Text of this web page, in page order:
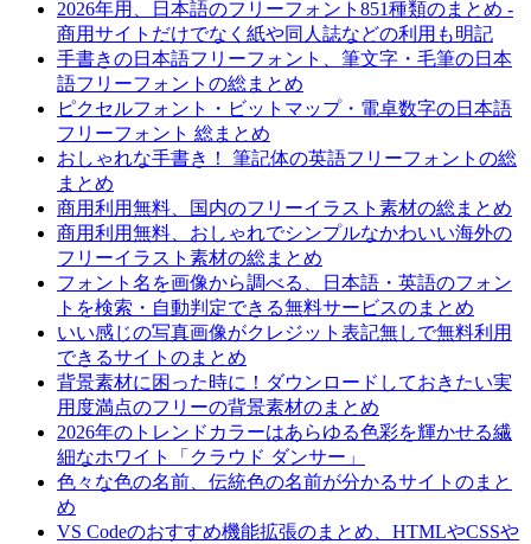
2026年用、日本語のフリーフォント851種類のまとめ -
商用サイトだけでなく紙や同人誌などの利用も明記
手書きの日本語フリーフォント、筆文字・毛筆の日本
語フリーフォントの総まとめ
ピクセルフォント・ビットマップ・電卓数字の日本語
フリーフォント 総まとめ
おしゃれな手書き！ 筆記体の英語フリーフォントの総
まとめ
商用利用無料、国内のフリーイラスト素材の総まとめ
商用利用無料、おしゃれでシンプルなかわいい海外の
フリーイラスト素材の総まとめ
フォント名を画像から調べる、日本語・英語のフォン
トを検索・自動判定できる無料サービスのまとめ
いい感じの写真画像がクレジット表記無しで無料利用
できるサイトのまとめ
背景素材に困った時に！ダウンロードしておきたい実
用度満点のフリーの背景素材のまとめ
2026年のトレンドカラーはあらゆる色彩を輝かせる繊
細なホワイト「クラウド ダンサー」
色々な色の名前、伝統色の名前が分かるサイトのまと
め
VS Codeのおすすめ機能拡張のまとめ、HTMLやCSSや